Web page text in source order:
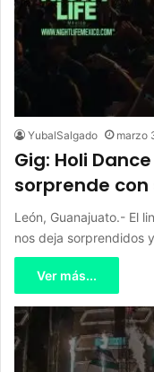
YubalSalgado marzo
Gig: Holi
sorprende con
León, Guanajuato.- El
nos deja sorprendidos
Ver más...